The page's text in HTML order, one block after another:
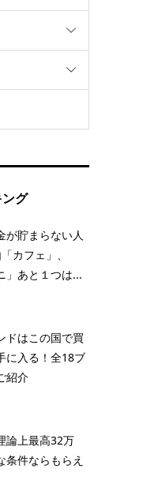
グ
が貯まらない人
カフェ」、
」あと１つは...
ドはこの国で買
に入る！全18ブ
紹介
論上最高32万
条件ならもらえ